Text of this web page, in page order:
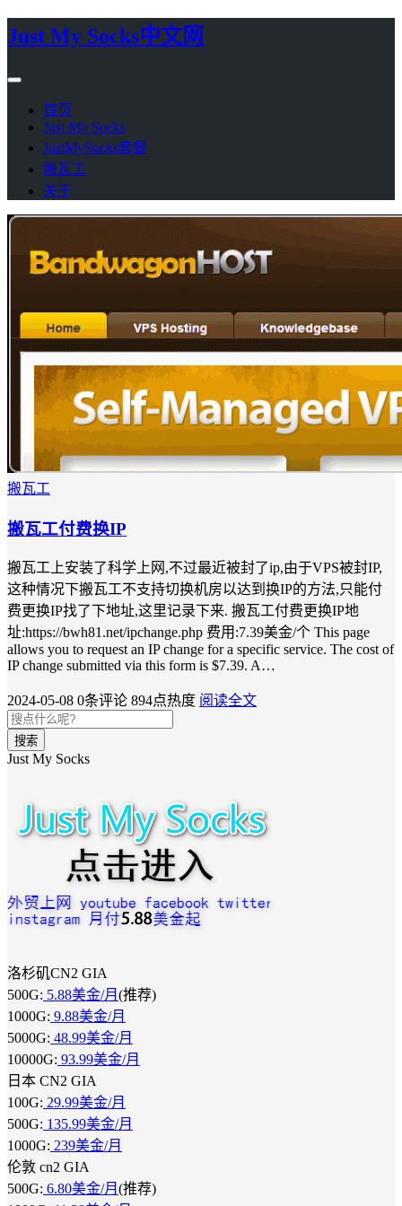
Just My Socks中文网
首页
Just My Socks
JustMySocks套餐
搬瓦工
关于
搬瓦工
搬瓦工付费换IP
搬瓦工上安装了科学上网,不过最近被封了ip,由于VPS被封IP,
这种情况下搬瓦工不支持切换机房以达到换IP的方法,只能付
费更换IP找了下地址,这里记录下来. 搬瓦工付费更换IP地
址:https://bwh81.net/ipchange.php 费用:7.39美金/个 This page
allows you to request an IP change for a specific service. The cost of
IP change submitted via this form is $7.39. A…
2024-05-08 0条评论 894点热度 阅读全文
搜索
Just My Socks
洛杉矶CN2 GIA
500G: 5.88美金/月 (推荐)
1000G: 9.88美金/月
5000G: 48.99美金/月
10000G: 93.99美金/月
日本 CN2 GIA
100G: 29.99美金/月
500G: 135.99美金/月
1000G: 239美金/月
伦敦 cn2 GIA
500G: 6.80美金/月 (推荐)